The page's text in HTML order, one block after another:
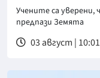
Учените са уверени,
предпази Земята
03 август | 10:01